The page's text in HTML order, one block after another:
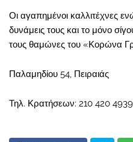
Οι αγαπημένοι καλλιτέχνες
δυνάμεις τους και το μόνο
τους θαμώνες του «Κορώνα
Παλαμηδίου 54, Πειραιάς
Τηλ. Κρατήσεων: 210 420 4939